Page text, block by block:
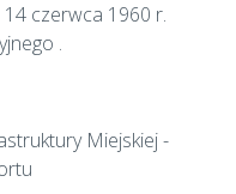
czerwca 1960 r.
.
Miejskiej -